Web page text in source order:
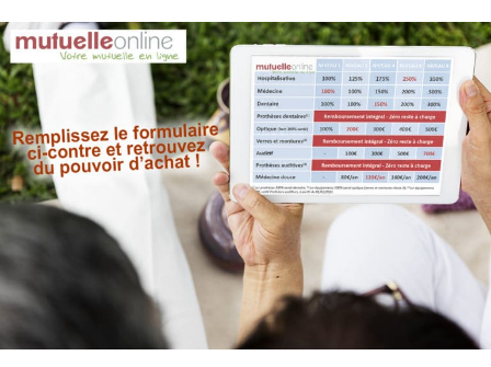
au
contenu